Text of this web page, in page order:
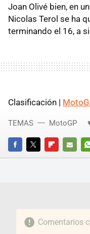
Joan Olivé bien, en
Nicolas Terol se ha
terminando el 16, a
Clasificación |
FACEBOOKTWITTERFLIPBOARD
E-
TEMAS MotoGP
Comentarios